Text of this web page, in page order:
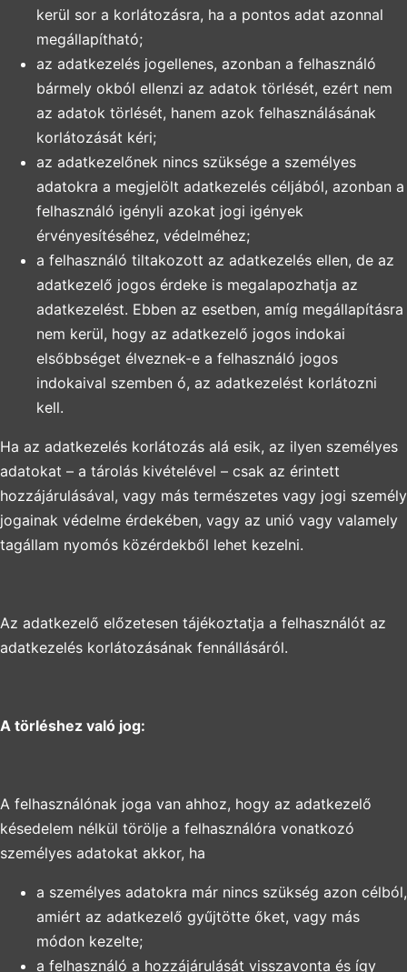
kerül sor a korlátozásra, ha a pontos adat azonnal
megállapítható;
az adatkezelés jogellenes, azonban a felhasználó
bármely okból ellenzi az adatok törlését, ezért nem
az adatok törlését, hanem azok felhasználásának
korlátozását kéri;
az adatkezelőnek nincs szüksége a személyes
adatokra a megjelölt adatkezelés céljából, azonban a
felhasználó igényli azokat jogi igények
érvényesítéséhez, védelméhez;
a felhasználó tiltakozott az adatkezelés ellen, de az
adatkezelő jogos érdeke is megalapozhatja az
adatkezelést. Ebben az esetben, amíg megállapításra
nem kerül, hogy az adatkezelő jogos indokai
elsőbbséget élveznek-e a felhasználó jogos
indokaival szemben ó, az adatkezelést korlátozni
kell.
Ha az adatkezelés korlátozás alá esik, az ilyen személyes
adatokat – a tárolás kivételével – csak az érintett
hozzájárulásával, vagy más természetes vagy jogi személy
jogainak védelme érdekében, vagy az unió vagy valamely
tagállam nyomós közérdekből lehet kezelni.
Az adatkezelő előzetesen tájékoztatja a felhasználót az
adatkezelés korlátozásának fennállásáról.
A törléshez való jog:
A felhasználónak joga van ahhoz, hogy az adatkezelő
késedelem nélkül törölje a felhasználóra vonatkozó
személyes adatokat akkor, ha
a személyes adatokra már nincs szükség azon célból,
amiért az adatkezelő gyűjtötte őket, vagy más
módon kezelte;
a felhasználó a hozzájárulását visszavonta és így